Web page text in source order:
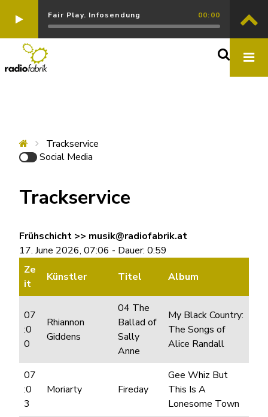
Fair Play. Infosendung 00:00
Trackservice
Social Media
Trackservice
Frühschicht >> musik@radiofabrik.at
17. June 2026, 07:06 - Dauer: 0:59
Ze
it
Künstler Titel Album
07
:0
0
Rhiannon
Giddens
04 The
Ballad of
Sally
Anne
My Black Country:
The Songs of
Alice Randall
07
:0
3
Moriarty Fireday
Gee Whiz But
This Is A
Lonesome Town